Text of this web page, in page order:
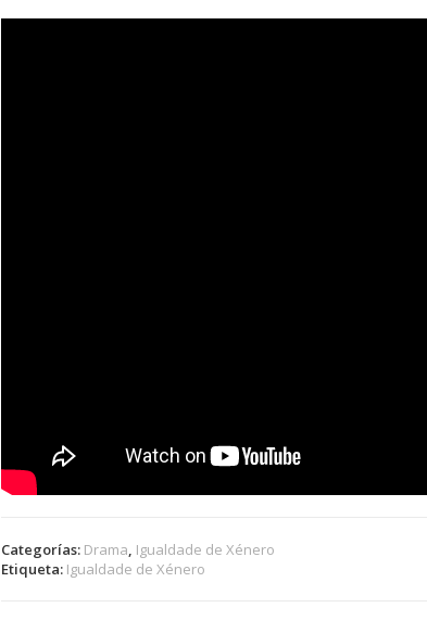
Categorías: Drama, Igualdade de Xénero
Etiqueta: Igualdade de Xénero